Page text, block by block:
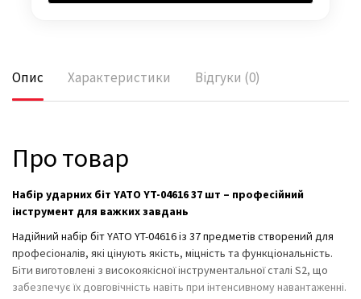
Опис Характеристики Відгуки (0)
Про товар
Набір ударних біт YATO YT-04616 37 шт – професійний
інструмент для важких завдань
Надійний набір біт YATO YT-04616 із 37 предметів створений для
професіоналів, які цінують якість, міцність та функціональність.
Біти виготовлені з високоякісної інструментальної сталі S2, що
забезпечує їх довговічність навіть при інтенсивному навантаженні.